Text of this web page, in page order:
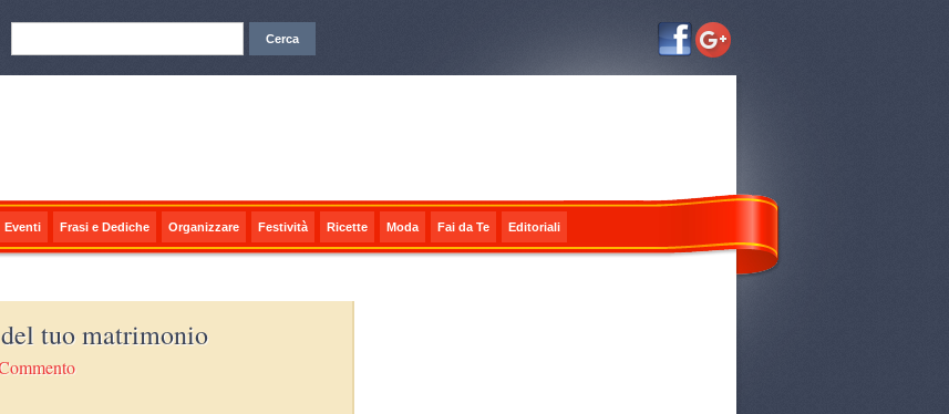
Eventi Frasi e Dediche Organizzare Festività Ricette Moda Fai da Te Editoriali
tuo matrimonio